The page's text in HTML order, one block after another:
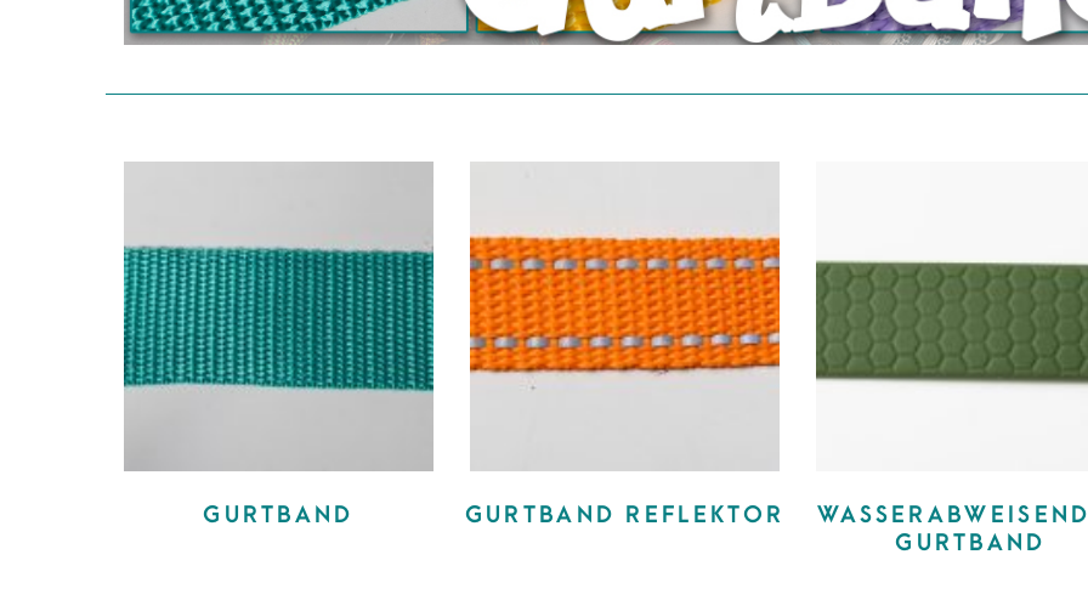
GURTBAND GURTBAND REFLEKTOR
GURTBAND